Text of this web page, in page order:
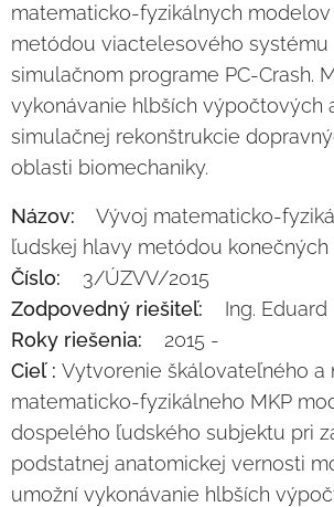
matematicko-fyzikálnych
metódou viactelesového systému
simulačnom programe PC-Crash.
vykonávanie hlbších výpočtových
simulačnej rekonštrukcie
oblasti biomechaniky.
Názov: Vývoj matematicko-
ľudskej hlavy metódou konečných
Číslo: 3/ÚZVV/2015
Zodpovedný riešiteľ: Ing. Eduard
Roky riešenia: 2015 -
Cieľ : Vytvorenie škálovateľného a
matematicko-fyzikálneho MKP
dospelého ľudského subjektu pri
podstatnej anatomickej vernosti
umožní vykonávanie hlbších